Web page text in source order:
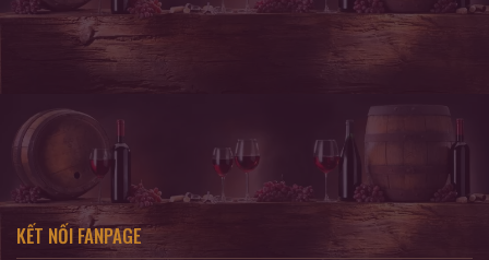
KẾT NỐI FANPAGE